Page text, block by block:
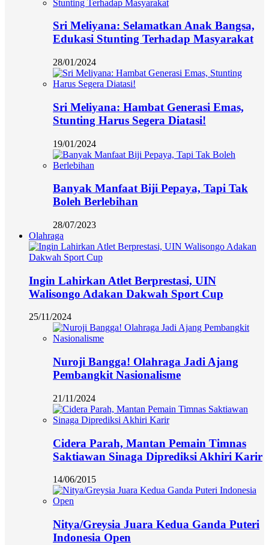
Sri Meliyana: Selamatkan Anak Bangsa,
Edukasi Stunting Terhadap Masyarakat
28/01/2024
Sri Meliyana: Hambat Generasi Emas,
Stunting Harus Segera Diatasi!
19/01/2024
Banyak Manfaat Biji Pepaya, Tapi Tak
Boleh Berlebihan
28/07/2023
Olahraga
Ingin Lahirkan Atlet Berprestasi, UIN
Walisongo Adakan Dakwah Sport Cup
25/11/2024
Nuroji Bangga! Olahraga Jadi Ajang
Pembangkit Nasionalisme
21/11/2024
Cidera Parah, Mantan Pemain Timnas
Saktiawan Sinaga Diprediksi Akhiri Karir
14/06/2015
Nitya/Greysia Juara Kedua Ganda Puteri
Indonesia Open